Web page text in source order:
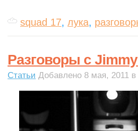
squad 17, лука,
Разговоры с
Статьи Добавлено 8 мая, 2011 в